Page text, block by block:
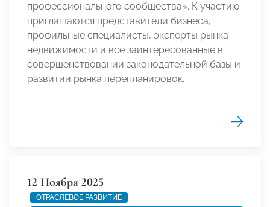
профессионального сообщества». К участию
приглашаются представители бизнеса,
профильные специалисты, эксперты рынка
недвижимости и все заинтересованные в
совершенствовании законодательной базы и
развитии рынка перепланировок.
12 Ноября 2025
ОТРАСЛЕВОЕ РАЗВИТИЕ